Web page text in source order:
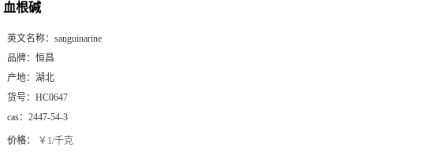
血根碱
英文名称： sanguinarine
品牌： 恒昌
产地： 湖北
货号： HC0647
cas： 2447-54-3
价格： ￥1/千克